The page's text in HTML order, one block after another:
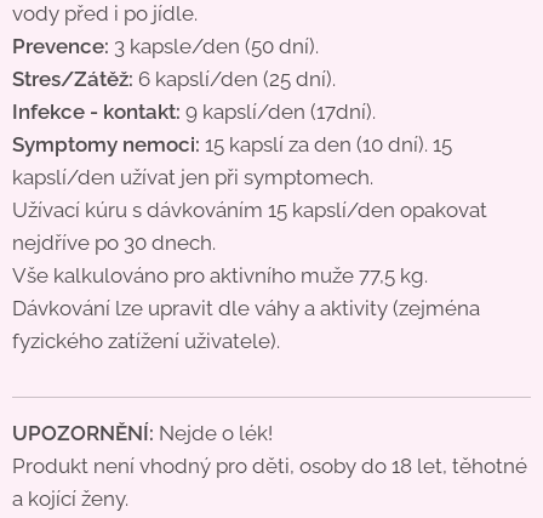
vody před i po jídle.
Prevence: 3 kapsle/den (50 dní).
Stres/Zátěž: 6 kapslí/den (25 dní).
Infekce - kontakt: 9 kapslí/den (17dní).
Symptomy nemoci: 15 kapslí za den (10 dní). 15
kapslí/den užívat jen při symptomech.
Užívací kúru s dávkováním 15 kapslí/den opakovat
nejdříve po 30 dnech.
Vše kalkulováno pro aktivního muže 77,5 kg.
Dávkování lze upravit dle váhy a aktivity (zejména
fyzického zatížení uživatele).
UPOZORNĚNÍ: Nejde o lék!
Produkt není vhodný pro děti, osoby do 18 let, těhotné
a kojící ženy.